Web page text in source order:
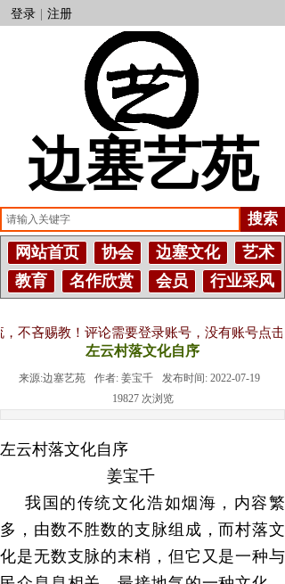
登录 注册
边塞艺苑
搜索
网站首页 协会 边塞文化
艺术
教育
名作欣赏 会员 行业采风
吝赐教！评论需要登录账号，没有账号点击
左云村落文化自序
来源:边塞艺苑 作者: 姜宝千 发布时间: 2022-07-19
19827 次浏览
左云村落文化自序
姜宝千
我国的传统文化浩如烟海，内容繁
多，由数不胜数的支脉组成，而村落文
化是无数支脉的末梢，但它又是一种与